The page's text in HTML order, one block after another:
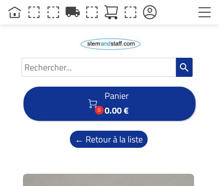
search

0
Panier
0.00 €
← Retour à la liste
local_shipping